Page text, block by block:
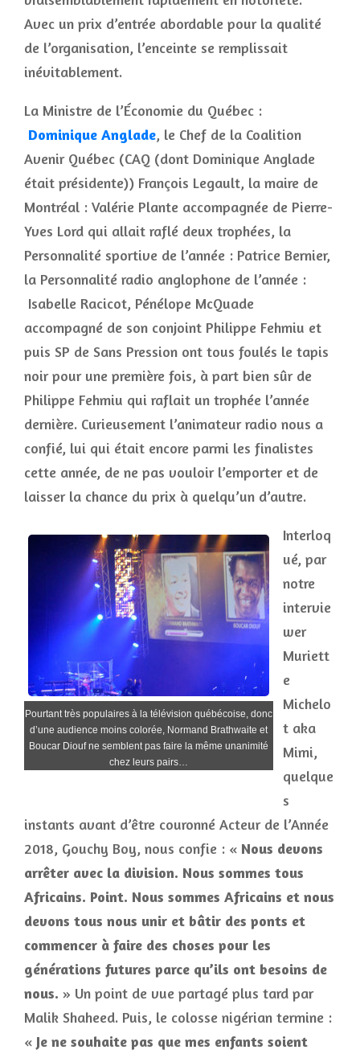
Avec un prix d’entrée abordable pour la qualité
de l’organisation, l’enceinte se remplissait
inévitablement.
La Ministre de l’Économie du Québec :
Dominique Anglade, le Chef de la Coalition
Avenir Québec (CAQ (dont Dominique Anglade
était présidente)) François Legault, la maire de
Montréal : Valérie Plante accompagnée de Pierre-
Yves Lord qui allait raflé deux trophées, la
Personnalité sportive de l’année : Patrice Bernier,
la Personnalité radio anglophone de l’année :
Isabelle Racicot, Pénélope McQuade
accompagné de son conjoint Philippe Fehmiu et
puis SP de Sans Pression ont tous foulés le tapis
noir pour une première fois, à part bien sûr de
Philippe Fehmiu qui raflait un trophée l’année
dernière. Curieusement l’animateur radio nous a
confié, lui qui était encore parmi les finalistes
cette année, de ne pas vouloir l’emporter et de
laisser la chance du prix à quelqu’un d’autre.
Pourtant très populaires à la télévision québécoise, donc
d’une audience moins colorée, Normand Brathwaite et
Boucar Diouf ne semblent pas faire la même unanimité
chez leurs pairs…
Interloq
ué, par
notre
intervie
wer
Muriett
e
Michelo
t aka
Mimi,
quelque
s
instants avant d’être couronné Acteur de l’Année
2018, Gouchy Boy, nous confie : « Nous devons
arrêter avec la division. Nous sommes tous
Africains. Point. Nous sommes Africains et nous
devons tous nous unir et bâtir des ponts et
commencer à faire des choses pour les
générations futures parce qu’ils ont besoins de
nous. » Un point de vue partagé plus tard par
Malik Shaheed. Puis, le colosse nigérian termine :
« Je ne souhaite pas que mes enfants soient